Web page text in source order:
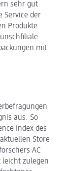
sehr gut
Service der
Produkte
mit
aus. So
Index des
Store
AC
leicht zulegen